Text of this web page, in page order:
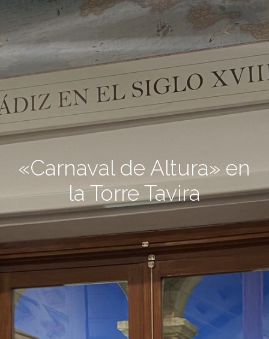
«Carnaval de Altura» en
la Torre Tavira